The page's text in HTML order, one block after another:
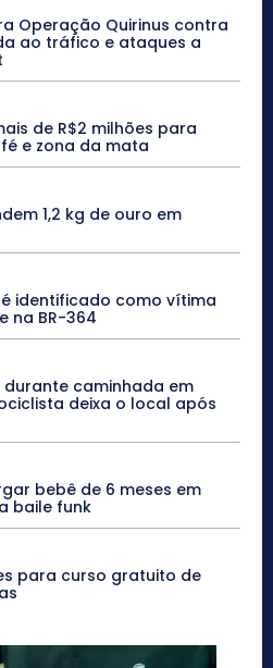
Operação Quirinus contra
ao tráfico e ataques a
de R$2 milhões para
e zona da mata
1,2 kg de ouro em
identificado como vítima
na BR-364
caminhada em
deixa o local após
bebê de 6 meses em
baile funk
para curso gratuito de